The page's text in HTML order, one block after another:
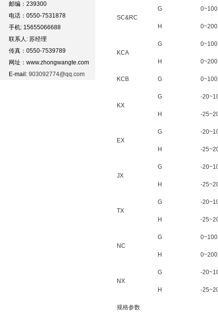
邮编：239300
电话：0550-7531878
手机: 15655066688
联系人: 苏经理
传真：0550-7539789
网址：www.zhongwangte.com
E-mail: 903092774@qq.com
SC&RC
G 0~100
H 0~200
KCA
G 0~100
H 0~200
KCB G 0~100
KX
G -
H -
EX
G -
H -
JX
G -
H -
TX
G -
H -
NC
G 0~100
H 0~200
NX
G -
H -
规格参数